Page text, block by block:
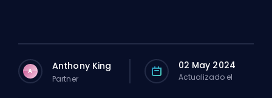
A Anthony King
Partner
02 May 2024
Actualizado el